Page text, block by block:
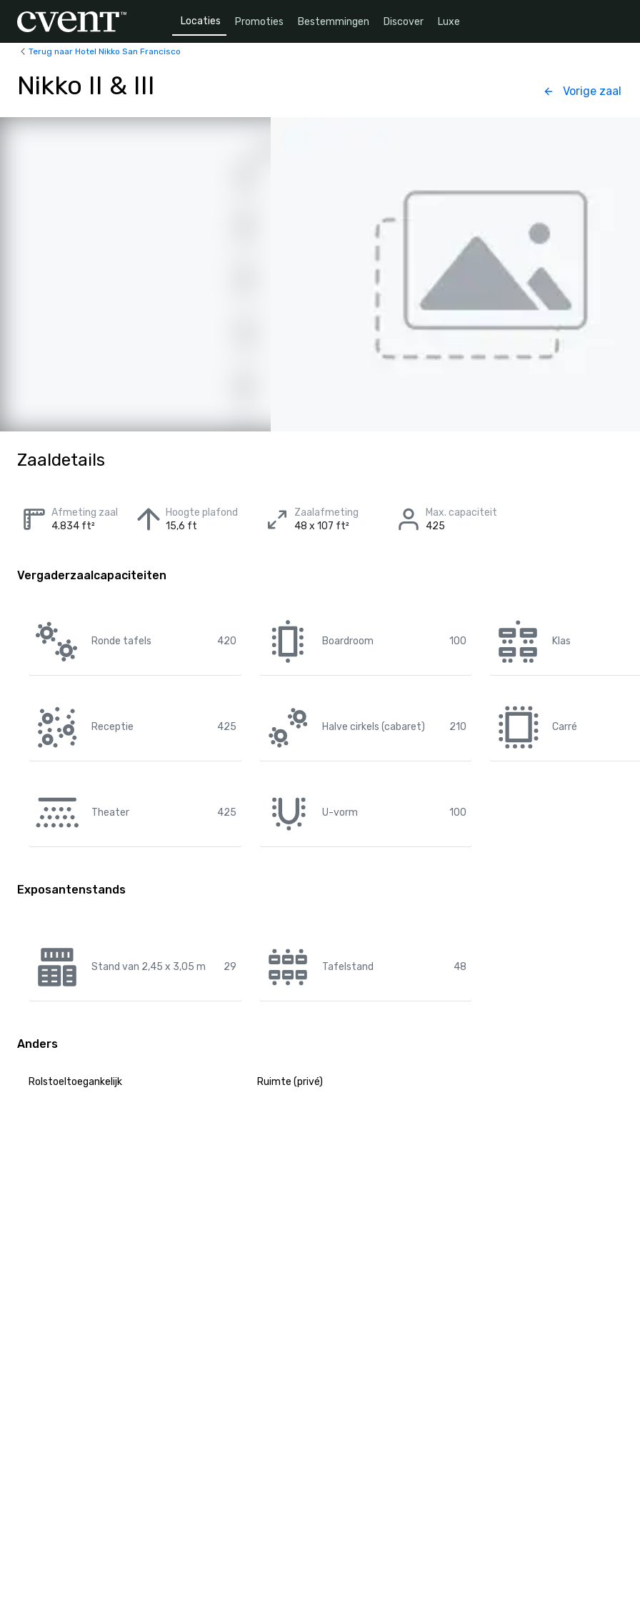
Locaties Promoties Bestemmingen Discover Luxe
Terug naar Hotel Nikko San Francisco
Nikko II & III Vorige zaal
Zaaldetails
Afmeting zaal
4.834 ft²
Hoogte plafond
15,6 ft
Zaalafmeting
48 x 107 ft²
Max. capaciteit
425
Vergaderzaalcapaciteiten
Ronde tafels 420 Boardroom 100 Klas
Receptie 425 Halve cirkels (cabaret) 210 Carré
Theater 425 U-vorm 100
Exposantenstands
Stand van 2,45 x 3,05 m 29 Tafelstand 48
Anders
Rolstoeltoegankelijk Ruimte (privé)